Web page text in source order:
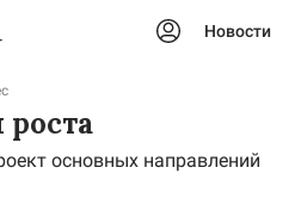
Новости
основных направлений